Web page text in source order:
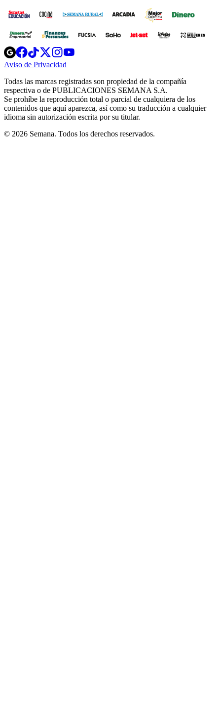
Opens
in
new
Opens
in
new
Opens
in
new
window
Opens
new
windowwindow
Aviso de Privacidad
new
window
Todas las marcas registradas son propiedad de la compañía
respectiva o de PUBLICACIONES SEMANA S.A.
Se prohíbe la reproducción total o parcial de cualquiera de los
contenidos que aquí aparezca, así como su traducción a cualquier
idioma sin autorización escrita por su titular.
© 2026 Semana. Todos los derechos reservados.